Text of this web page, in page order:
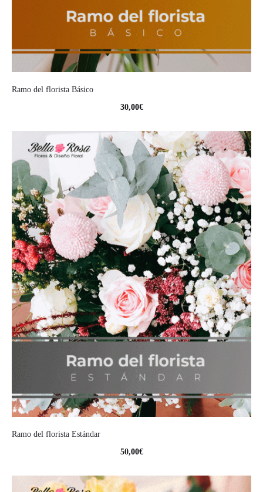
Ramo del florista Básico
30,00€
Ramo del florista Estándar
50,00€